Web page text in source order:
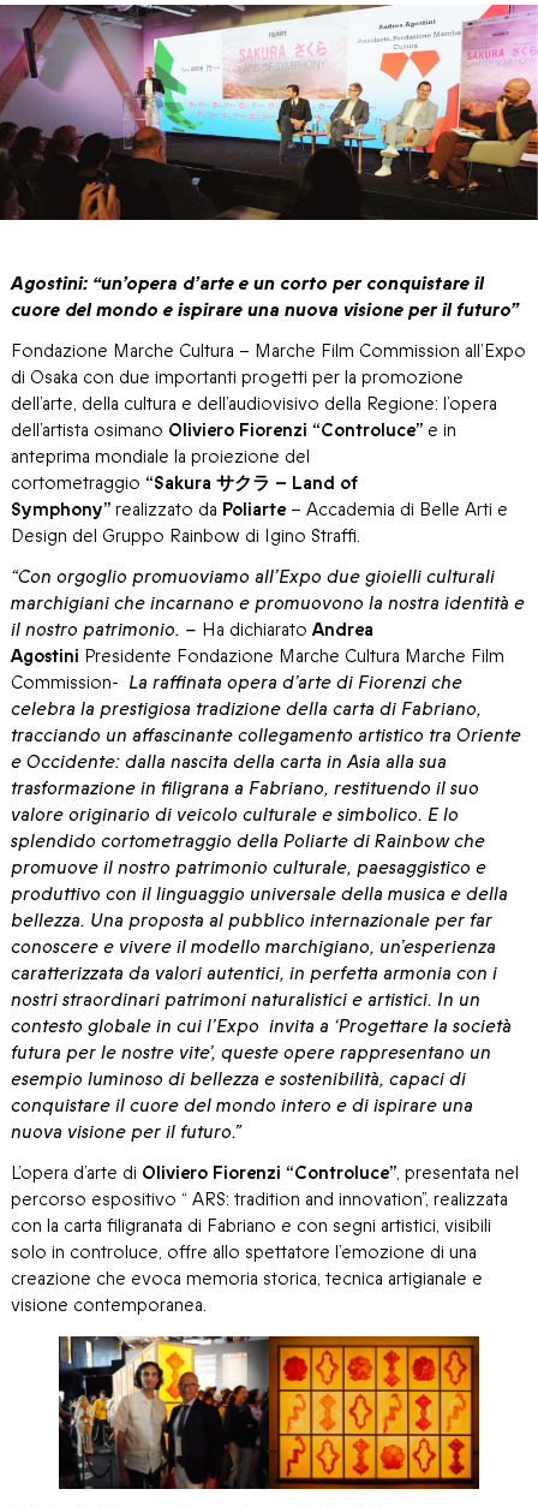
Agostini: “un’opera d’arte e un corto per conquistare il
cuore del mondo e ispirare una nuova visione per il futuro”
Fondazione Marche Cultura – Marche Film Commission all’Expo
di Osaka con due importanti progetti per la promozione
dell’arte, della cultura e dell’audiovisivo della Regione: l’opera
dell’artista osimano Oliviero Fiorenzi “Controluce” e in
anteprima mondiale la proiezione del
cortometraggio “Sakura サクラ – Land of
Symphony” realizzato da Poliarte– Accademia di Belle Arti e
Design del Gruppo Rainbow di Igino Straffi.
“Con orgoglio promuoviamo all’Expo due gioielli culturali
marchigiani che incarnano e promuovono la nostra identità e
il nostro patrimonio. – Ha dichiarato Andrea
Agostini Presidente Fondazione Marche Cultura Marche Film
Commission- La raffinata opera d’arte di Fiorenzi che
celebra la prestigiosa tradizione della carta di Fabriano,
tracciando un affascinante collegamento artistico tra Oriente
e Occidente: dalla nascita della carta in Asia alla sua
trasformazione in filigrana a Fabriano, restituendo il suo
valore originario di veicolo culturale e simbolico. E lo
splendido cortometraggio della Poliarte di Rainbow che
promuove il nostro patrimonio culturale, paesaggistico e
produttivo con il linguaggio universale della musica e della
bellezza. Una proposta al pubblico internazionale per far
conoscere e vivere il modello marchigiano, un’esperienza
caratterizzata da valori autentici, in perfetta armonia con i
nostri straordinari patrimoni naturalistici e artistici. In un
contesto globale in cui l’Expo invita a ‘Progettare la società
futura per le nostre vite’, queste opere rappresentano un
esempio luminoso di bellezza e sostenibilità, capaci di
conquistare il cuore del mondo intero e di ispirare una
nuova visione per il futuro.”
L’opera d’arte di Oliviero Fiorenzi “Controluce”, presentata nel
percorso espositivo “ ARS: tradition and innovation”, realizzata
con la carta filigranata di Fabriano e con segni artistici, visibili
solo in controluce, offre allo spettatore l’emozione di una
creazione che evoca memoria storica, tecnica artigianale e
visione contemporanea.